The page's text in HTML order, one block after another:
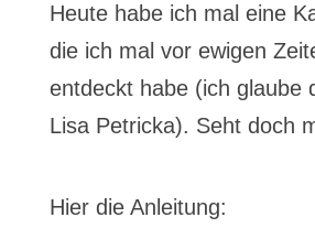
Heute habe ich mal eine
die ich mal vor ewigen
entdeckt habe (ich glaube
Lisa Petricka). Seht doch
Hier die Anleitung: